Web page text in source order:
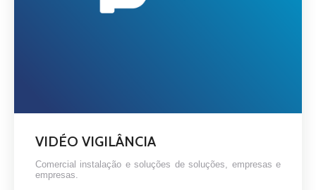
VIDÉO VIGILÂNCIA
Comercial instalação e soluções de soluções, empresas e
empresas.